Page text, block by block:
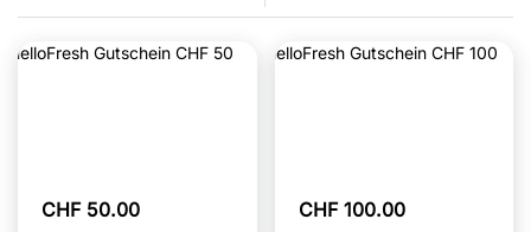
CHF 50.00
CHF 100.00